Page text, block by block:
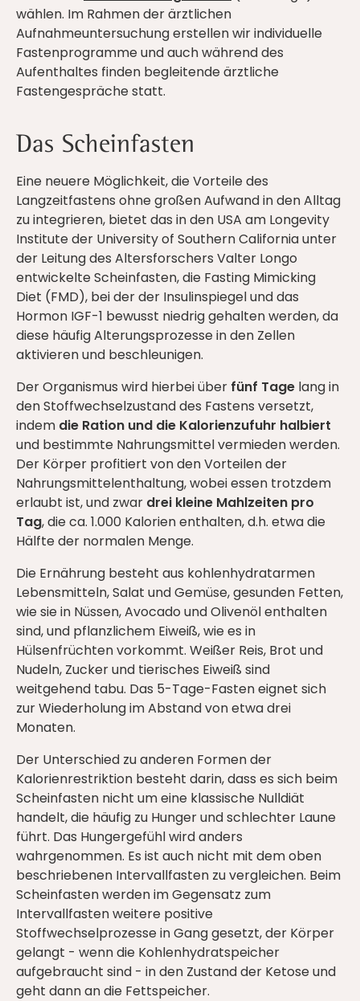
wählen. Im Rahmen der ärztlichen
Aufnahmeuntersuchung erstellen wir individuelle
Fastenprogramme und auch während des
Aufenthaltes finden begleitende ärztliche
Fastengespräche statt.
Das Scheinfasten
Eine neuere Möglichkeit, die Vorteile des
Langzeitfastens ohne großen Aufwand in den Alltag
zu integrieren, bietet das in den USA am Longevity
Institute der University of Southern California unter
der Leitung des Altersforschers Valter Longo
entwickelte Scheinfasten, die Fasting Mimicking
Diet (FMD), bei der der Insulinspiegel und das
Hormon IGF-1 bewusst niedrig gehalten werden, da
diese häufig Alterungsprozesse in den Zellen
aktivieren und beschleunigen.
Der Organismus wird hierbei über fünf Tage lang in
den Stoffwechselzustand des Fastens versetzt,
indem die Ration und die Kalorienzufuhr halbiert
und bestimmte Nahrungsmittel vermieden werden.
Der Körper profitiert von den Vorteilen der
Nahrungsmittelenthaltung, wobei essen trotzdem
erlaubt ist, und zwar drei kleine Mahlzeiten pro
Tag, die ca. 1.000 Kalorien enthalten, d.h. etwa die
Hälfte der normalen Menge.
Die Ernährung besteht aus kohlenhydratarmen
Lebensmitteln, Salat und Gemüse, gesunden Fetten,
wie sie in Nüssen, Avocado und Olivenöl enthalten
sind, und pflanzlichem Eiweiß, wie es in
Hülsenfrüchten vorkommt. Weißer Reis, Brot und
Nudeln, Zucker und tierisches Eiweiß sind
weitgehend tabu. Das 5-Tage-Fasten eignet sich
zur Wiederholung im Abstand von etwa drei
Monaten.
Der Unterschied zu anderen Formen der
Kalorienrestriktion besteht darin, dass es sich beim
Scheinfasten nicht um eine klassische Nulldiät
handelt, die häufig zu Hunger und schlechter Laune
führt. Das Hungergefühl wird anders
wahrgenommen. Es ist auch nicht mit dem oben
beschriebenen Intervallfasten zu vergleichen. Beim
Scheinfasten werden im Gegensatz zum
Intervallfasten weitere positive
Stoffwechselprozesse in Gang gesetzt, der Körper
gelangt - wenn die Kohlenhydratspeicher
aufgebraucht sind - in den Zustand der Ketose und
geht dann an die Fettspeicher.